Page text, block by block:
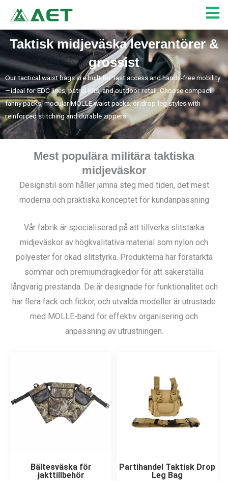
innehåll
Taktisk midjeväska leverantörer &
grossist
Our tactical waist bags are built for fast access and hands-free mobility
—ideal for EDC lines, patrol kits, and outdoor retail. Choose compact
fanny packs, modular MOLLE waist packs, or drop-leg styles with
reinforced stitching and durable zippers.
Mest populära militära taktiska
midjeväskor
Designstil som håller jämna steg med tiden, det mest
moderna och praktiska konceptet för kundanpassning
Vår fabrik är specialiserad på att tillverka slitstarka
midjeväskor av högkvalitativa material som nylon och
polyester för ökad slitstyrka. Produkterna har förstärkta
sömmar och premiumdragkedjor för att säkerställa
långvarig prestanda. De är designade för funktionalitet och
har flera fack och fickor, och utvalda modeller är utrustade
med MOLLE-band för effektiv organisering och
anpassning av utrustningen.
Bältesväska för
jakttillbehör
Partihandel Taktisk Drop
Leg Bag